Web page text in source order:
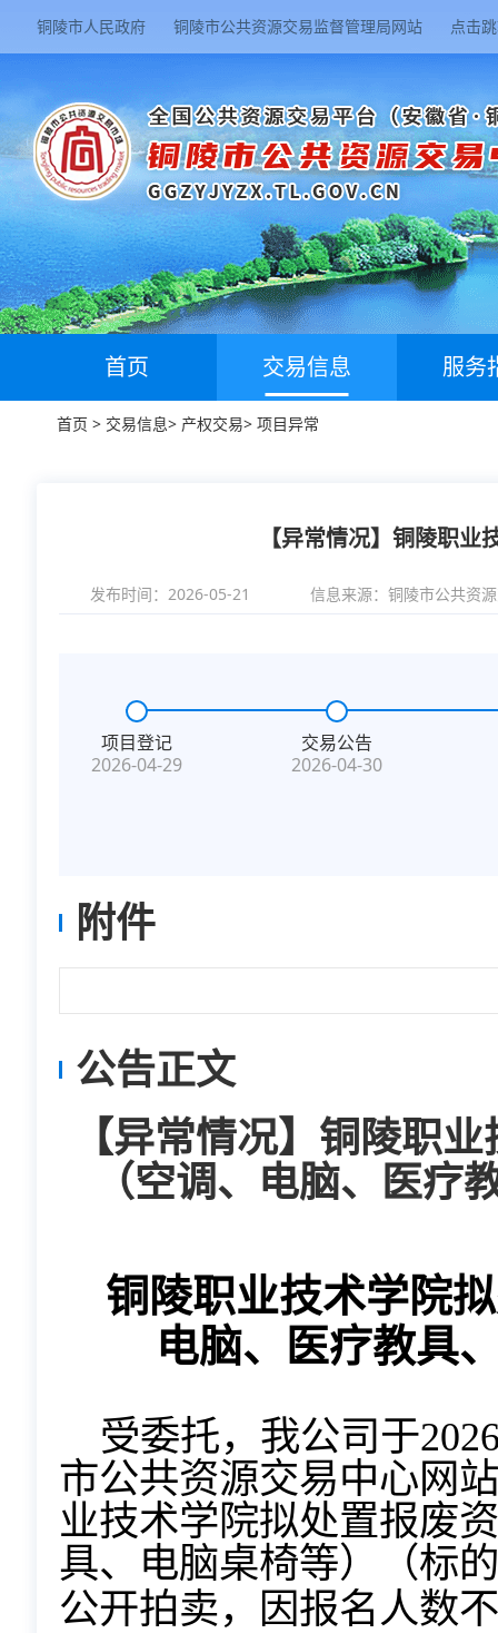
铜陵市人民政府 铜陵市公共资源交易监督管理局网站 点击
首页 交易信息 服务
首页 > 交易信息> 产权交易> 项目异常
【异常情况】铜陵职
发布时间：2026-05-21 信息来源： 铜陵市公共资
项目登记
2026-04-29
交易公告
2026-04-30
附件
公告正文
【异常情况】铜陵职
（空调、电脑、医
铜陵职业技术学院
电脑、医疗教具
受委托，我公司于202
市公共资源交易中心网
业技术学院拟处置报废
具、电脑桌椅等）
（标
公开拍卖，
因报名人数